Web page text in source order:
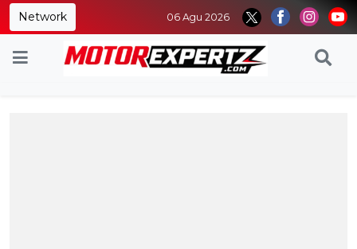
Network 06 Agu 2026